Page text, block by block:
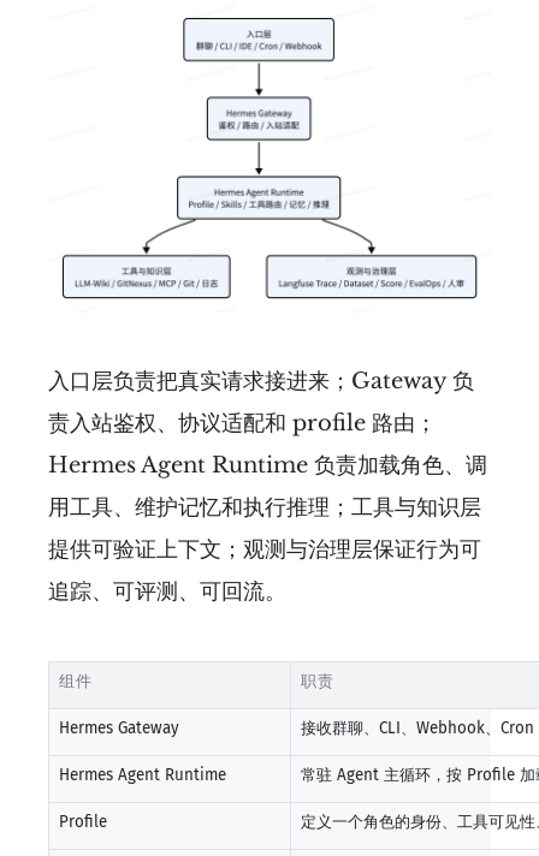
入口层负责把真实请求接进来；Gateway 负
责入站鉴权、协议适配和 profile 路由；
Hermes Agent Runtime 负责加载角色、调
用工具、维护记忆和执行推理；工具与知识层
提供可验证上下文；观测与治理层保证行为可
追踪、可评测、可回流。
组件 职责
Hermes Gateway 接收群聊、CLI、Webhook、
Hermes Agent Runtime 常驻 Agent 主循环，按 Profile
Profile 定义一个角色的身份、工具可见